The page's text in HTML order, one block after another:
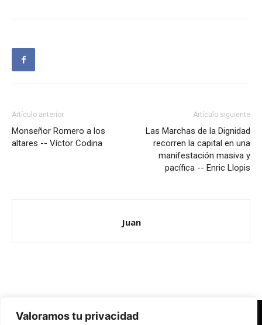
Valoramos tu privacidad
Artículo anterior
Monseñor Romero a los
altares -- Víctor Codina
Artículo siguiente
Las Marchas de la Dignidad
recorren la capital en una
manifestación masiva y
pacífica -- Enric Llopis
Juan